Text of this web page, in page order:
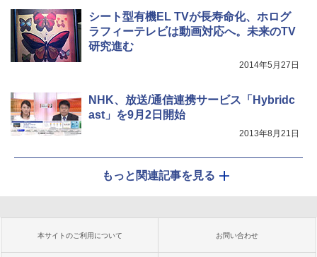
シート型有機EL TVが長寿命化、ホログ
ラフィーテレビは動画対応へ。未来のTV
研究進む
2014年5月27日
NHK、放送/通信連携サービス「Hybridc
ast」を9月2日開始
2013年8月21日
もっと関連記事を見る
本サイトのご利用について お問い合わせ